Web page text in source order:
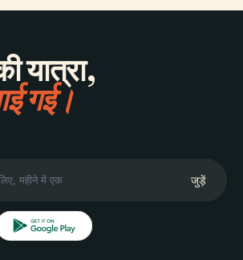
यात्रा,
गई।
जुड़ें